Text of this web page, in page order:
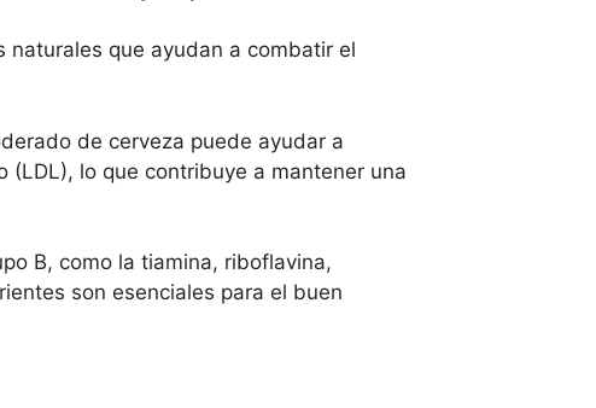
naturales que ayudan a combatir el
de cerveza puede ayudar a
lo que contribuye a mantener una
B, como la tiamina, riboflavina,
son esenciales para el buen